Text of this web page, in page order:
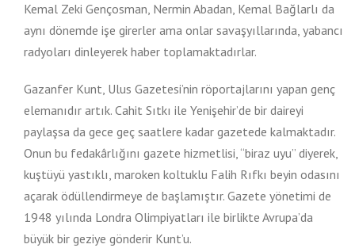
Kemal Zeki Gençosman, Nermin Abadan, Kemal Bağlarlı da
aynı dönemde işe girerler ama onlar savaşyıllarında, yabancı
radyoları dinleyerek haber toplamaktadırlar.
Gazanfer Kunt, Ulus Gazetesi’nin röportajlarını yapan genç
elemanıdır artık. Cahit Sıtkı ile Yenişehir’de bir daireyi
paylaşsa da gece geç saatlere kadar gazetede kalmaktadır.
Onun bu fedakârlığını gazete hizmetlisi, “biraz uyu” diyerek,
kuştüyü yastıklı, maroken koltuklu Falih Rıfkı beyin odasını
açarak ödüllendirmeye de başlamıştır. Gazete yönetimi de
1948 yılında Londra Olimpiyatları ile birlikte Avrupa’da
büyük bir geziye gönderir Kunt’u.